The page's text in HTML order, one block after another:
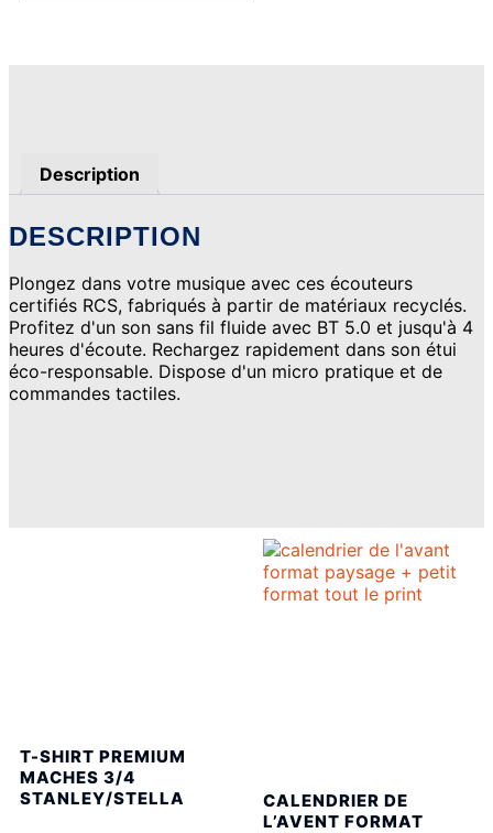
Description
DESCRIPTION
Plongez dans votre musique avec ces écouteurs
certifiés RCS, fabriqués à partir de matériaux recyclés.
Profitez d'un son sans fil fluide avec BT 5.0 et jusqu'à 4
heures d'écoute. Rechargez rapidement dans son étui
éco-responsable. Dispose d'un micro pratique et de
commandes tactiles.
T-SHIRT PREMIUM
MACHES 3/4
STANLEY/STELLA
CALENDRIER DE
L’AVENT FORMAT